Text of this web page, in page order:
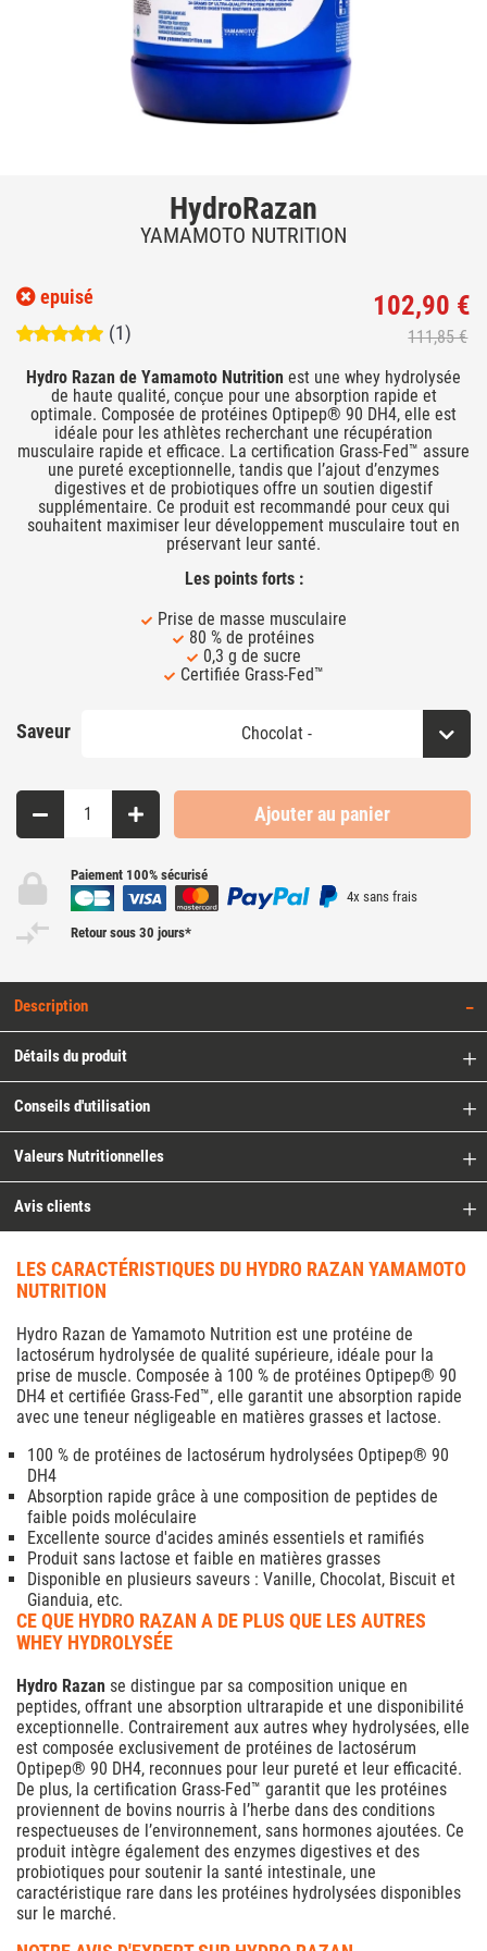
HydroRazan
YAMAMOTO NUTRITION
(1)
102,90 €
111,85 €
Hydro Razan de Yamamoto Nutrition est une whey hydrolysée
de haute qualité, conçue pour une absorption rapide et
optimale. Composée de protéines Optipep® 90 DH4, elle est
idéale pour les athlètes recherchant une récupération
musculaire rapide et efficace. La certification Grass-Fed™ assure
une pureté exceptionnelle, tandis que l’ajout d’enzymes
digestives et de probiotiques offre un soutien digestif
supplémentaire. Ce produit est recommandé pour ceux qui
souhaitent maximiser leur développement musculaire tout en
préservant leur santé.
Les points forts :
Prise de masse musculaire
80 % de protéines
0,3 g de sucre
Certifiée Grass-Fed™
Saveur
Ajouter au panier
Paiement 100% sécurisé
4x sans frais
Retour sous 30 jours*
epuisé
Description
Détails du produit
Conseils d'utilisation
Valeurs Nutritionnelles
Avis clients
LES CARACTÉRISTIQUES DU HYDRO RAZAN YAMAMOTO
NUTRITION
Hydro Razan de Yamamoto Nutrition est une protéine de
lactosérum hydrolysée de qualité supérieure, idéale pour la
prise de muscle. Composée à 100 % de protéines Optipep® 90
DH4 et certifiée Grass-Fed™, elle garantit une absorption rapide
avec une teneur négligeable en matières grasses et lactose.
100 % de protéines de lactosérum hydrolysées Optipep® 90
DH4
Absorption rapide grâce à une composition de peptides de
faible poids moléculaire
Excellente source d'acides aminés essentiels et ramifiés
Produit sans lactose et faible en matières grasses
Disponible en plusieurs saveurs : Vanille, Chocolat, Biscuit et
Gianduia, etc.
CE QUE HYDRO RAZAN A DE PLUS QUE LES AUTRES
WHEY HYDROLYSÉE
Hydro Razan se distingue par sa composition unique en
peptides, offrant une absorption ultrarapide et une disponibilité
exceptionnelle. Contrairement aux autres whey hydrolysées, elle
est composée exclusivement de protéines de lactosérum
Optipep® 90 DH4, reconnues pour leur pureté et leur efficacité.
De plus, la certification Grass-Fed™ garantit que les protéines
proviennent de bovins nourris à l’herbe dans des conditions
respectueuses de l’environnement, sans hormones ajoutées. Ce
produit intègre également des enzymes digestives et des
probiotiques pour soutenir la santé intestinale, une
caractéristique rare dans les protéines hydrolysées disponibles
sur le marché.